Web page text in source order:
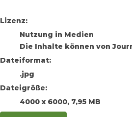
go to media item
Lizenz:
Nutzung in Medien
Die Inhalte können von
Dateiformat:
.jpg
Dateigröße:
4000 x 6000, 7,95 MB